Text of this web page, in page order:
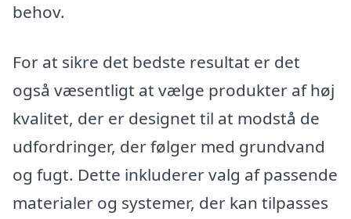
behov.
For at sikre det bedste resultat er det
også væsentligt at vælge produkter af høj
kvalitet, der er designet til at modstå de
udfordringer, der følger med grundvand
og fugt. Dette inkluderer valg af passende
materialer og systemer, der kan tilpasses